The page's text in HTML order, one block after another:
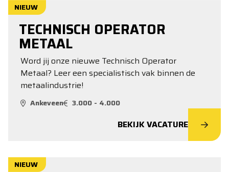
NIEUW
TECHNISCH OPERATOR
METAAL
Word jij onze nieuwe Technisch Operator
Metaal? Leer een specialistisch vak binnen de
metaalindustrie!
Ankeveen 3.000 - 4.000
BEKIJK VACATURE
NIEUW